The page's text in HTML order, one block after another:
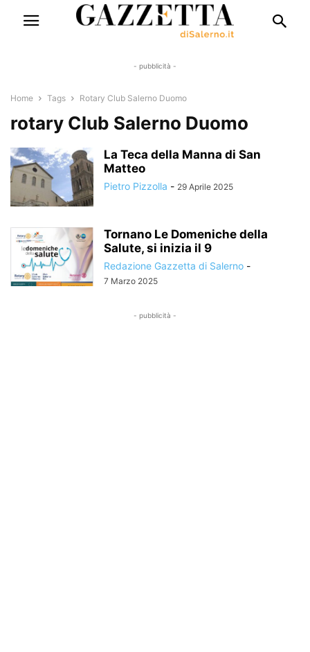
- pubblicità -
Home Tags Rotary Club Salerno Duomo
rotary Club Salerno Duomo
La Teca della Manna di San
Matteo
Pietro Pizzolla - 29 Aprile 2025
Tornano Le Domeniche della
Salute, si inizia il 9
Redazione Gazzetta di Salerno -
7 Marzo 2025
- pubblicità -